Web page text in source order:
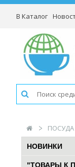
В Каталог
НОВИНКИ
"ТОВАРЫ К